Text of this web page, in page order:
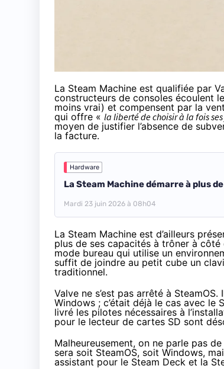
La Steam Machine est qualifiée par
constructeurs de consoles écoulent
moins vrai) et compensent par la
qui offre « la liberté de choisir à la fois
moyen de justifier l’absence de
la facture.
Hardware
La Steam Machine démarre à plus
Mardi 23 juin 2026 à 08h04
La Steam Machine est d’ailleurs
plus de ses capacités à trôner à
mode bureau qui utilise un
suffit de joindre au petit cube un
traditionnel.
Valve ne s’est pas arrêté à
Windows ; c’était déjà le cas avec le
livré les pilotes nécessaires à
pour le lecteur de cartes SD sont
Malheureusement, on ne parle pas
sera soit SteamOS, soit Windows,
assistant pour le Steam Deck et la